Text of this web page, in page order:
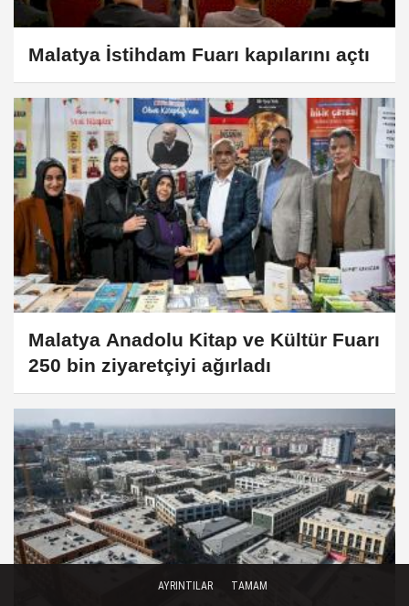
Malatya İstihdam Fuarı kapılarını açtı
Malatya Anadolu Kitap ve Kültür Fuarı
250 bin ziyaretçiyi ağırladı
AYRINTILAR TAMAM